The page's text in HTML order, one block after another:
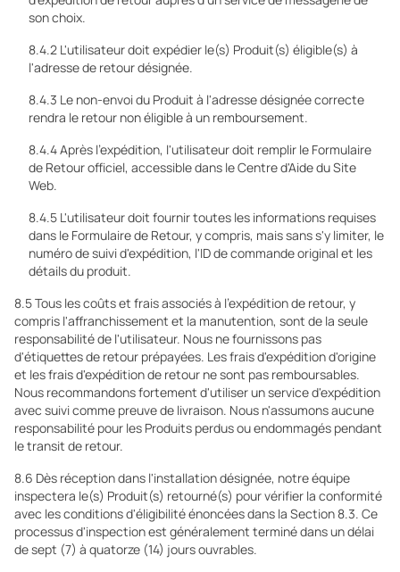
son choix.
8.4.2 L'utilisateur doit expédier le(s) Produit(s) éligible(s) à
l'adresse de retour désignée.
8.4.3 Le non-envoi du Produit à l'adresse désignée correcte
rendra le retour non éligible à un remboursement.
8.4.4 Après l'expédition, l'utilisateur doit remplir le Formulaire
de Retour officiel, accessible dans le Centre d'Aide du Site
Web.
8.4.5 L'utilisateur doit fournir toutes les informations requises
dans le Formulaire de Retour, y compris, mais sans s'y limiter, le
numéro de suivi d'expédition, l'ID de commande original et les
détails du produit.
8.5 Tous les coûts et frais associés à l'expédition de retour, y
compris l'affranchissement et la manutention, sont de la seule
responsabilité de l'utilisateur. Nous ne fournissons pas
d'étiquettes de retour prépayées. Les frais d'expédition d'origine
et les frais d'expédition de retour ne sont pas remboursables.
Nous recommandons fortement d'utiliser un service d'expédition
avec suivi comme preuve de livraison. Nous n'assumons aucune
responsabilité pour les Produits perdus ou endommagés pendant
le transit de retour.
8.6 Dès réception dans l'installation désignée, notre équipe
inspectera le(s) Produit(s) retourné(s) pour vérifier la conformité
avec les conditions d'éligibilité énoncées dans la Section 8.3. Ce
processus d'inspection est généralement terminé dans un délai
de sept (7) à quatorze (14) jours ouvrables.